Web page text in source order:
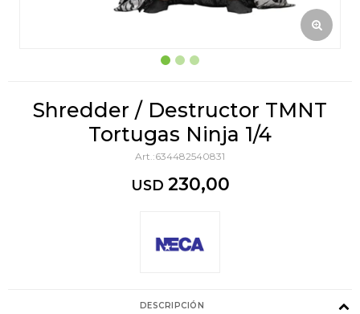
Shredder / Destructor TMNT
Tortugas Ninja 1/4
634482540831
USD 230,00
DESCRIPCIÓN